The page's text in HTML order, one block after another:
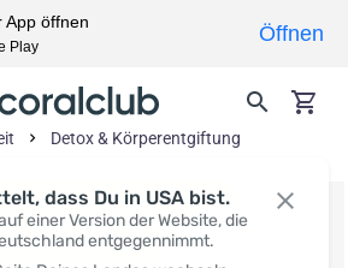
dass Du in USA bist.
einer Version der Website, die
entgegennimmt.
Detox & Körperentgiftung
App öffnen
Play
Öffnen